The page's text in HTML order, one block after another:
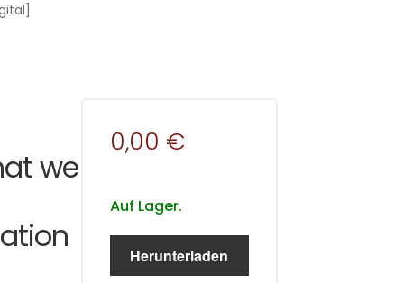
we
0,00 €
Auf Lager.
Herunterladen